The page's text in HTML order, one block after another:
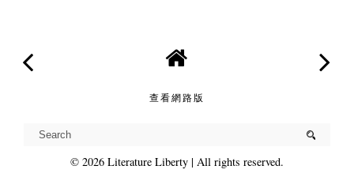
查看網路版
© 2026 Literature Liberty | All rights reserved.